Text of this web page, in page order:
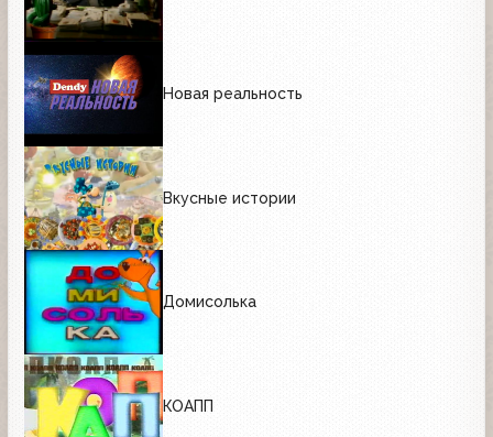
Новая реальность
Вкусные истории
Домисолька
КОАПП